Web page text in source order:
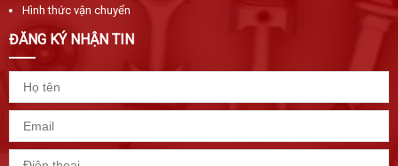
Hình thức vận chuyển
ĐĂNG KÝ NHẬN TIN